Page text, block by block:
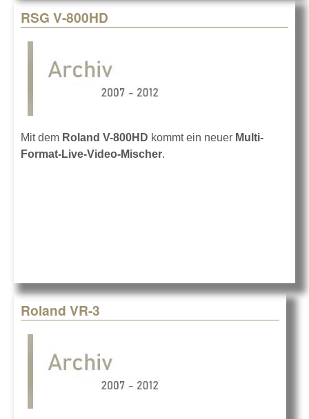
RSG V-800HD
Mit dem Roland V-800HD kommt ein neuer Multi-
Format-Live-Video-Mischer.
Roland VR-3